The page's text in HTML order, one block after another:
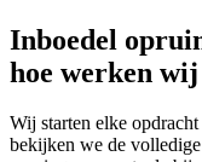
Inboedel
hoe werken wij
Wij starten elke
bekijken we de